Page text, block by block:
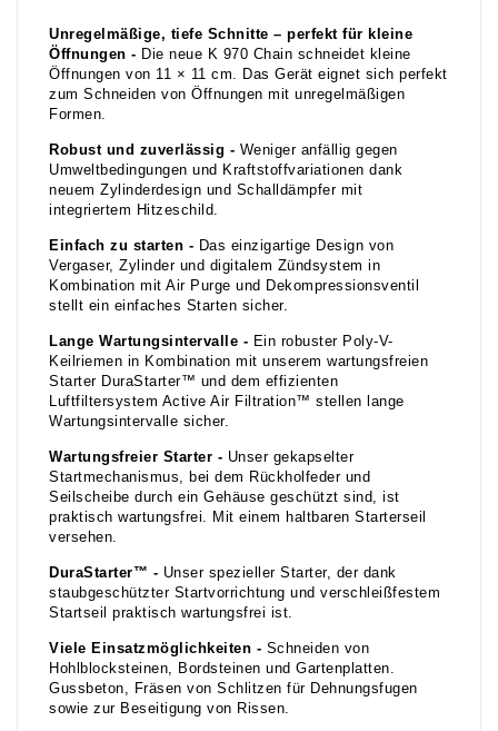
Unregelmäßige, tiefe Schnitte – perfekt für kleine
Öffnungen - Die neue K 970 Chain schneidet kleine
Öffnungen von 11 × 11 cm. Das Gerät eignet sich perfekt
zum Schneiden von Öffnungen mit unregelmäßigen
Formen.
Robust und zuverlässig - Weniger anfällig gegen
Umweltbedingungen und Kraftstoffvariationen dank
neuem Zylinderdesign und Schalldämpfer mit
integriertem Hitzeschild.
Einfach zu starten - Das einzigartige Design von
Vergaser, Zylinder und digitalem Zündsystem in
Kombination mit Air Purge und Dekompressionsventil
stellt ein einfaches Starten sicher.
Lange Wartungsintervalle - Ein robuster Poly-V-
Keilriemen in Kombination mit unserem wartungsfreien
Starter DuraStarter™ und dem effizienten
Luftfiltersystem Active Air Filtration™ stellen lange
Wartungsintervalle sicher.
Wartungsfreier Starter - Unser gekapselter
Startmechanismus, bei dem Rückholfeder und
Seilscheibe durch ein Gehäuse geschützt sind, ist
praktisch wartungsfrei. Mit einem haltbaren Starterseil
versehen.
DuraStarter™ - Unser spezieller Starter, der dank
staubgeschützter Startvorrichtung und verschleißfestem
Startseil praktisch wartungsfrei ist.
Viele Einsatzmöglichkeiten - Schneiden von
Hohlblocksteinen, Bordsteinen und Gartenplatten.
Gussbeton, Fräsen von Schlitzen für Dehnungsfugen
sowie zur Beseitigung von Rissen.